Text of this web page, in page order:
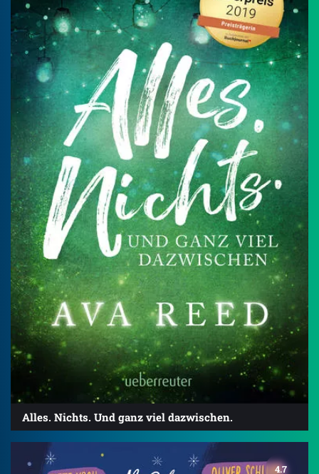
Alles. Nichts. Und ganz viel dazwischen.
4.7